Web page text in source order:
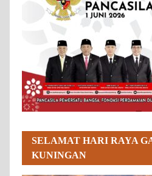
SELAMAT HARI RAYA
KUNINGAN